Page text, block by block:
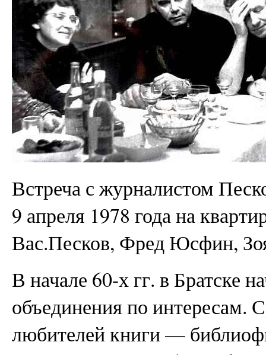
Встреча с журналистом
9 апреля 1978 года на
Вас.Песков, Фред Юсфин,
В начале 60-х гг. в Братске
объединения по интересам.
любителей книги —